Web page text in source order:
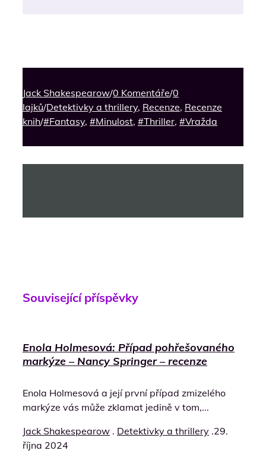
Jack Shakespearow/0 Komentáře/0
lajků/Detektivky a thrillery, Recenze, Recenze
knih/#Fantasy, #Minulost, #Thriller, #Vražda
Související příspěvky
Enola Holmesová: Případ pohřešovaného
markýze – Nancy Springer – recenze
Enola Holmesová a její první případ zmizelého
markýze vás může zklamat jedině v tom,...
Jack Shakespearow . Detektivky a thrillery .29.
října 2024